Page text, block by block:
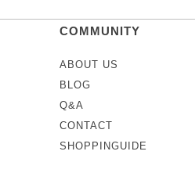
COMMUNITY
ABOUT US
BLOG
Q&A
CONTACT
SHOPPINGUIDE